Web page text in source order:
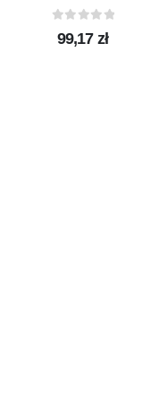
99,17 zł